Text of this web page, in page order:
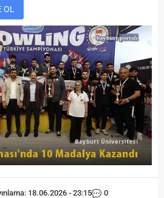
OL
18.06.2026 - 23:15 0